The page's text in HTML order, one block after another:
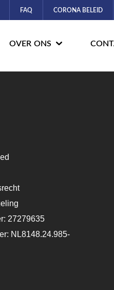
FAQ CORONA BELEID
OVER ONS
27279635
NL8148.24.985-